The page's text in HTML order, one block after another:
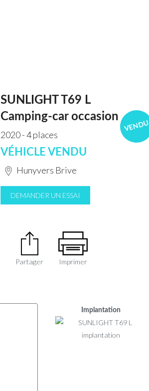
VENDU
SUNLIGHT T69 L
Camping-car occasion
2020 - 4 places
VÉHICLE VENDU
Hunyvers Brive
DEMANDER UN ESSAI
Partager Imprimer
Implantation